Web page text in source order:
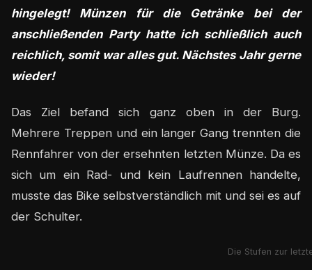
hingelegt! Münzen für die Getränke bei der
anschließenden Party hatte ich schließlich auch
reichlich, somit war alles gut. Nächstes Jahr gerne
wieder!
Das Ziel befand sich ganz oben in der Burg.
Mehrere Treppen und ein langer Gang trennten die
Rennfahrer von der ersehnten letzten Münze. Da es
sich um ein Rad- und kein Laufrennen handelte,
musste das Bike selbstverständlich mit und sei es auf
der Schulter.
Die Stufen zur